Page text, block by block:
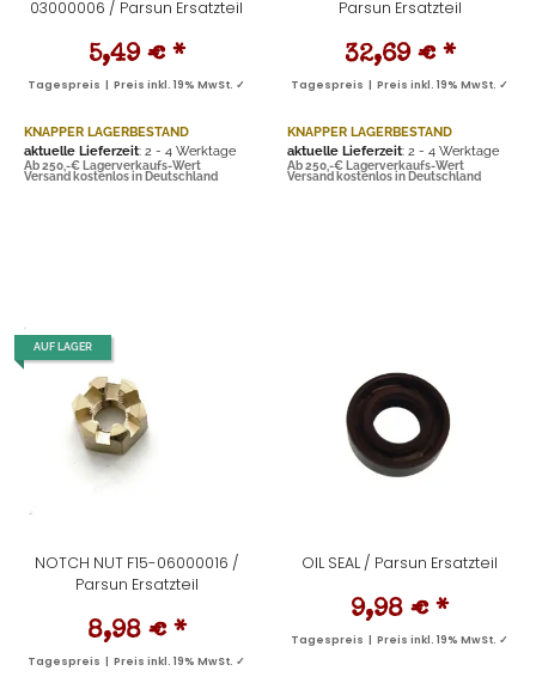
03000006 / Parsun Ersatzteil
5,49 € *
Tagespreis | Preis inkl. 19% MwSt. ✓
KNAPPER LAGERBESTAND
aktuelle Lieferzeit: 2 - 4 Werktage
Ab 250,-€ Lagerverkaufs-Wert
Versand kostenlos in Deutschland
Parsun Ersatzteil
32,69 € *
Tagespreis | Preis inkl. 19% MwSt. ✓
KNAPPER LAGERBESTAND
aktuelle Lieferzeit: 2 - 4 Werktage
Ab 250,-€ Lagerverkaufs-Wert
Versand kostenlos in Deutschland
AUF LAGER
NOTCH NUT F15-06000016 /
Parsun Ersatzteil
8,98 € *
Tagespreis | Preis inkl. 19% MwSt. ✓
OIL SEAL / Parsun Ersatzteil
9,98 € *
Tagespreis | Preis inkl. 19% MwSt. ✓